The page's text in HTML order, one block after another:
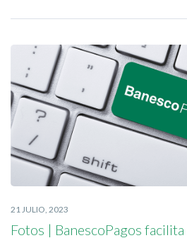
21 JULIO, 2023
Fotos | BanescoPagos